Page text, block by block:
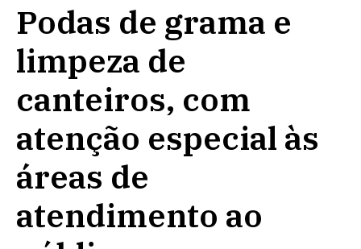
Podas de grama e
limpeza de
canteiros, com
atenção especial às
áreas de
atendimento ao